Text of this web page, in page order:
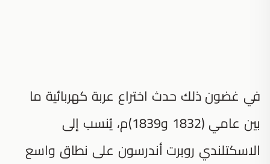
في غضون ذلك حدث اختراع عربة كهربائية ما
بين عامي (1832 و1839)م، يُنسب إلى
الاسكتلندي روبرت أندرسون على نطاق واسع